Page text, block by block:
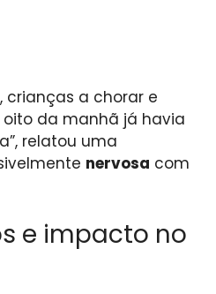
, crianças a chorar e
oito da manhã já havia
relatou uma
nervosa com
e impacto no